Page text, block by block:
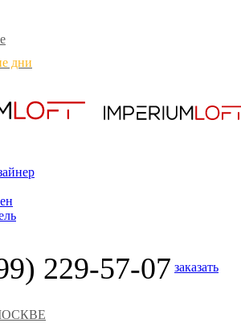
дни
229-57-07 заказать